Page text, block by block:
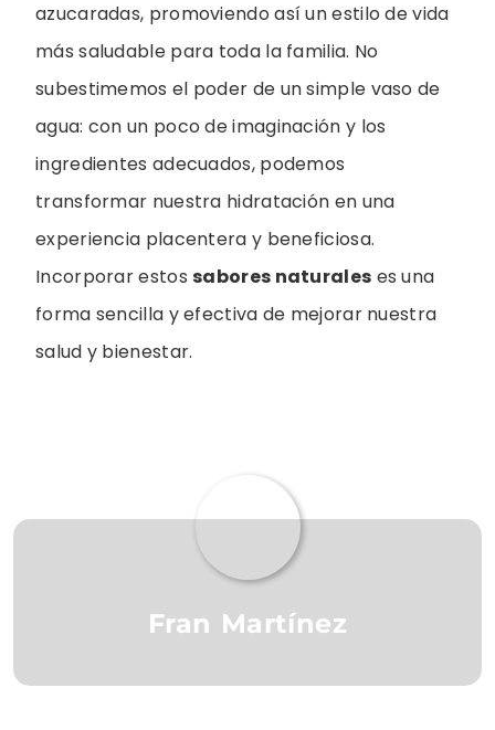
azucaradas, promoviendo así un estilo de vida
más saludable para toda la familia. No
subestimemos el poder de un simple vaso de
agua: con un poco de imaginación y los
ingredientes adecuados, podemos
transformar nuestra hidratación en una
experiencia placentera y beneficiosa.
Incorporar estossabores naturales es una
forma sencilla y efectiva de mejorar nuestra
salud y bienestar.
Fran Martínez